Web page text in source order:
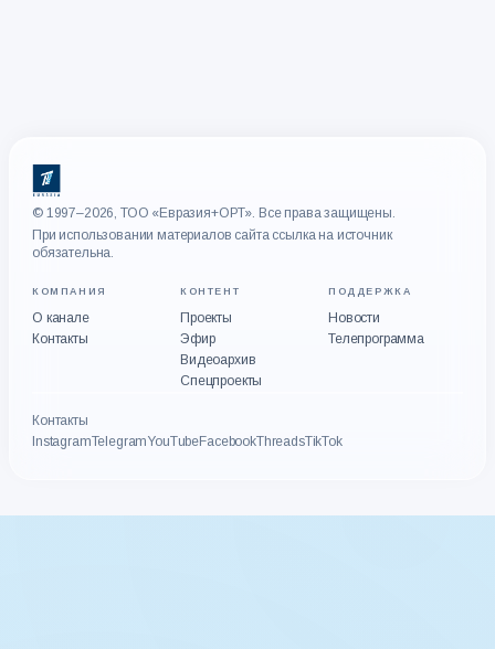
© 1997–2026, ТОО «Евразия+ОРТ». Все права защищены.
При использовании материалов сайта ссылка на источник
обязательна.
КОМПАНИЯ
О канале
Контакты
КОНТЕНТ
Проекты
Эфир
Видеоархив
Спецпроекты
ПОДДЕРЖКА
Новости
Телепрограмма
Контакты
InstagramTelegramYouTubeFacebookThreadsTikTok